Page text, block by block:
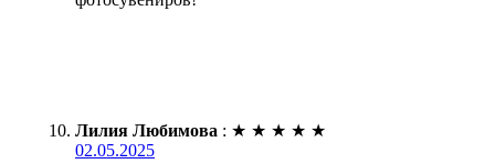
Лилия Любимова : ★ ★ ★ ★ ★
02.05.2025